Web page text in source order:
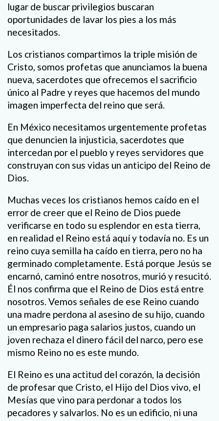
lugar de buscar privilegios buscaran
oportunidades de lavar los pies a los más
necesitados.
Los cristianos compartimos la triple misión de
Cristo, somos profetas que anunciamos la buena
nueva, sacerdotes que ofrecemos el sacrificio
único al Padre y reyes que hacemos del mundo
imagen imperfecta del reino que será.
En México necesitamos urgentemente profetas
que denuncien la injusticia, sacerdotes que
intercedan por el pueblo y reyes servidores que
construyan con sus vidas un anticipo del Reino de
Dios.
Muchas veces los cristianos hemos caído en el
error de creer que el Reino de Dios puede
verificarse en todo su esplendor en esta tierra,
en realidad el Reino está aquí y todavía no. Es un
reino cuya semilla ha caído en tierra, pero no ha
germinado completamente. Está porque Jesús se
encarnó, caminó entre nosotros, murió y resucitó.
Él nos confirma que el Reino de Dios está entre
nosotros. Vemos señales de ese Reino cuando
una madre perdona al asesino de su hijo, cuando
un empresario paga salarios justos, cuando un
joven rechaza el dinero fácil del narco, pero ese
mismo Reino no es este mundo.
El Reino es una actitud del corazón, la decisión
de profesar que Cristo, el Hijo del Dios vivo, el
Mesías que vino para perdonar a todos los
pecadores y salvarlos. No es un edificio, ni una